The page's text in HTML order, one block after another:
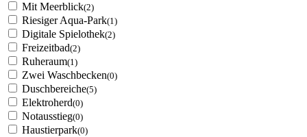
Mit Meerblick(2)
Riesiger Aqua-Park(1)
Digitale Spielothek(2)
Freizeitbad(2)
Ruheraum(1)
Zwei Waschbecken(0)
Duschbereiche(5)
Elektroherd(0)
Notausstieg(0)
Haustierpark(0)